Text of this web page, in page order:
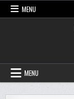
Skip
MENU
MENU